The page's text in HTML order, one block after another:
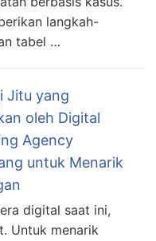
langkah-
tabel …
Jitu yang
oleh Digital
Agency
untuk Menarik
digital saat ini,
Untuk menarik